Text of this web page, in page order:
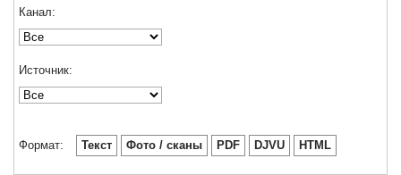
Канал:
Источник:
Формат: Текст Фото / сканы PDF DJVU HTML